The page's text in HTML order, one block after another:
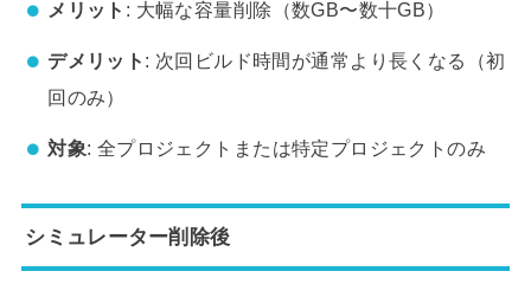
メリット : 大幅な容量削除（数GB〜数十GB）
デメリット : 次回ビルド時間が通常より長くなる（初
回のみ）
対象: 全プロジェクトまたは特定プロジェクトのみ
シミュレーター削除後